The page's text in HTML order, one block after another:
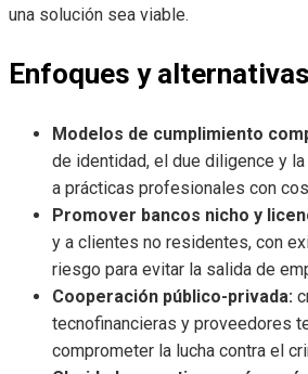
una solución sea viable.
Enfoques y
Modelos de cumplimiento
de identidad, el due diligence y
a prácticas profesionales con
Promover bancos nicho y
y a clientes no residentes, con
riesgo para evitar la salida de
Cooperación público-privada:
tecnofinancieras y proveedores
comprometer la lucha contra el